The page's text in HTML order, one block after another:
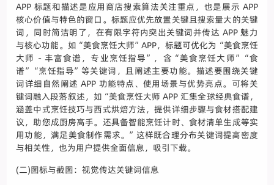
APP 标题和描述是应用商店搜索算法关注重点，也是展示 APP
核心价值与特色的窗口。标题应优先放置关键且搜索量大的关键
词，同时简洁明了，在有限字符内突出关键词并传达 APP 魅力
与核心功能。如“美食烹饪大师”APP，标题可优化为“美食烹饪
大师 - 丰富食谱，专业烹饪指导”，含“美食烹饪大师”“食
谱”“烹饪指导”等关键词，且阐述主要功能。描述要围绕关键
词详细自然阐述 APP 功能特点、使用场景与优势亮点。可将关
键词融入段落叙述，如“美食烹饪大师 APP 汇集全球经典食谱，
涵盖中式烹饪技巧与西式烘焙方法，提供详细步骤与食材搭配建
议，助您成厨房高手。还具备智能烹饪计时、食材清单生成等实
用功能，满足美食制作需求。”这样既合理分布关键词提高密度
与相关性，也为用户提供全面信息，吸引下载。
(二)图标与截图：视觉传达关键词信息